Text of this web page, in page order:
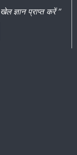
ज्ञान प्राप्त करें ”